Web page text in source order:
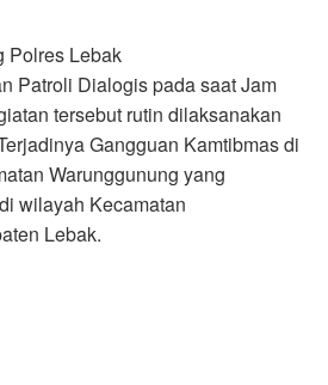
Polres Lebak
Patroli Dialogis pada saat Jam
tersebut rutin dilaksanakan
Gangguan Kamtibmas di
Warunggunung yang
wilayah Kecamatan
Lebak.